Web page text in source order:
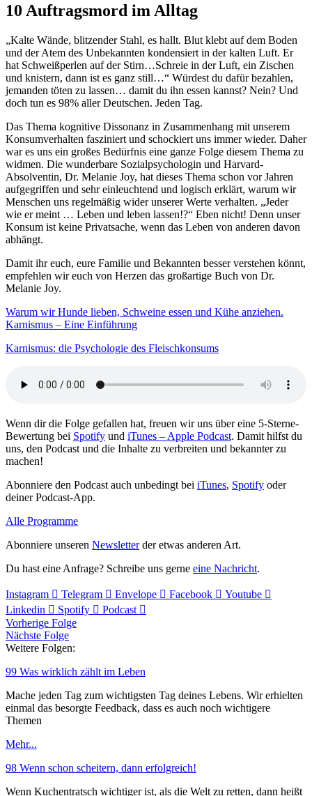
10 Auftragsmord im Alltag
„Kalte Wände, blitzender Stahl, es hallt. Blut klebt auf dem Boden
und der Atem des Unbekannten kondensiert in der kalten Luft. Er
hat Schweißperlen auf der Stirn…Schreie in der Luft, ein Zischen
und knistern, dann ist es ganz still…“ Würdest du dafür bezahlen,
jemanden töten zu lassen… damit du ihn essen kannst? Nein? Und
doch tun es 98% aller Deutschen. Jeden Tag.
Das Thema kognitive Dissonanz in Zusammenhang mit unserem
Konsumverhalten fasziniert und schockiert uns immer wieder. Daher
war es uns ein großes Bedürfnis eine ganze Folge diesem Thema zu
widmen. Die wunderbare Sozialpsychologin und Harvard-
Absolventin, Dr. Melanie Joy, hat dieses Thema schon vor Jahren
aufgegriffen und sehr einleuchtend und logisch erklärt, warum wir
Menschen uns regelmäßig wider unserer Werte verhalten. „Jeder
wie er meint … Leben und leben lassen!?“ Eben nicht! Denn unser
Konsum ist keine Privatsache, wenn das Leben von anderen davon
abhängt.
Damit ihr euch, eure Familie und Bekannten besser verstehen könnt,
empfehlen wir euch von Herzen das großartige Buch von Dr.
Melanie Joy.
Warum wir Hunde lieben, Schweine essen und Kühe anziehen.
Karnismus – Eine Einführung
Karnismus: die Psychologie des Fleischkonsums
Wenn dir die Folge gefallen hat, freuen wir uns über eine 5-Sterne-
Bewertung bei Spotify und iTunes – Apple Podcast. Damit hilfst du
uns, den Podcast und die Inhalte zu verbreiten und bekannter zu
machen!
Abonniere den Podcast auch unbedingt bei iTunes, Spotify oder
deiner Podcast-App.
Alle Programme
Abonniere unseren Newsletterder etwas anderen Art.
Du hast eine Anfrage? Schreibe uns gerne eine Nachricht.
Instagram Telegram Envelope Facebook
Youtube
Linkedin
Spotify
Podcast
Vorherige Folge
Nächste Folge
Weitere Folgen:
99 Was wirklich zählt im Leben
Mache jeden Tag zum wichtigsten Tag deines Lebens. Wir erhielten
einmal das besorgte Feedback, dass es auch noch wichtigere
Themen
Mehr...
98 Wenn schon scheitern, dann erfolgreich!
Wenn Kuchentratsch wichtiger ist, als die Welt zu retten, dann heißt